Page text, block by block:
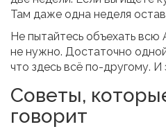
Там даже одна неделя
Не пытайтесь объехать
не нужно. Достаточно
что здесь всё по-другому.
Советы,
говорит